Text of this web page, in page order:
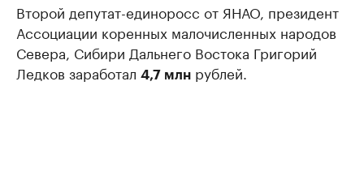
Второй депутат-единоросс от ЯНАО, президент
Ассоциации коренных малочисленных народов
Севера, Сибири Дальнего Востока Григорий
Ледков заработал 4,7 млн рублей.